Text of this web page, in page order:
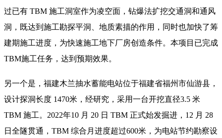
过已有 TBM 施工洞室作为凌空面，钻爆法扩挖交通洞和通风
洞，既达到施工勘探平洞、地质素描的作用，同时也加快了筹
建期施工进度，为快速施工地下厂房创造条件。本项目已完成
TBM施工任务，达到预期效果。
另一个是，福建木兰抽水蓄能电站位于福建省福州市仙游县，
设计探洞长度 1470米，经研究，采用一台开挖直径3.5 米
TBM 施工。2022年10 月 20 日 TBM 正式始发掘进，12 月 28
日全隧贯通，TBM 综合月进度超过600米，为电站节约勘察设